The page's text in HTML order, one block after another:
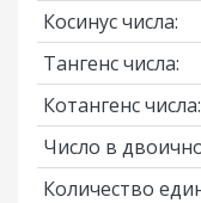
Косинус числа:
Тангенс числа:
Котангенс числа:
Число в
Количество